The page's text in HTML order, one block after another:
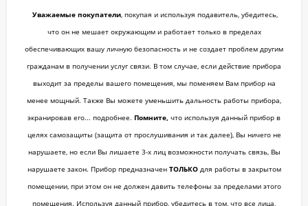
Уважаемые покупатели, покупая и используя подавитель, убедитесь,
что он не мешает окружающим и работает только в пределах
обеспечивающих вашу личную безопасность и не создает проблем другим
гражданам в получении услуг связи. В том случае, если действие прибора
выходит за пределы вашего помещения, мы поменяем Вам прибор на
менее мощный. Также Вы можете уменьшить дальность работы прибора,
экранировав его... подробнее. Помните, что используя данный прибор в
целях самозащиты (защита от прослушивания и так далее), Вы ничего не
нарушаете, но если Вы лишаете 3-х лиц возможности получать связь, Вы
нарушаете закон. Прибор предназначен ТОЛЬКОдля работы в закрытом
помещении, при этом он не должен давить телефоны за пределами этого
помещения. Используя данный прибор, убедитесь в том, что все лица,